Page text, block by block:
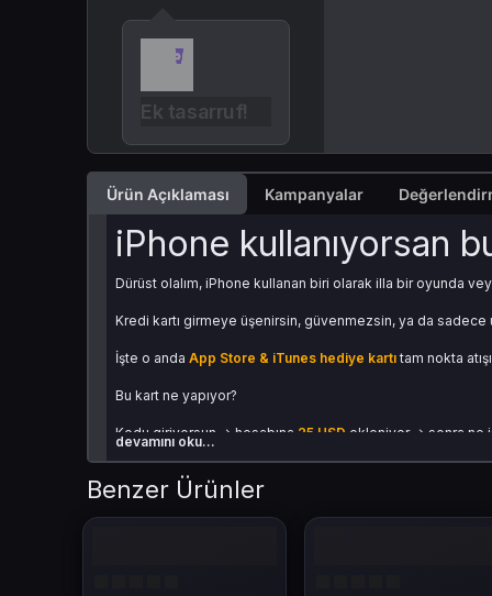
Ek tasarruf!
Ürün Açıklaması Kampanyalar
iPhone kullanıyorsan
Dürüst olalım, iPhone kullanan biri olarak illa bir oyunda
Kredi kartı girmeye üşenirsin, güvenmezsin, ya da sadece
İşte o andaApp Store & iTunes hediye kartı tam nokta
Bu kart ne yapıyor?
Kodu giriyorsun → hesabına 25 USD ekleniyor → sonra ne
devamını oku...
Benzer Ürünler